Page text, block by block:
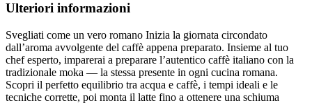
Ulteriori informazioni
Svegliati come un vero romano Inizia la giornata circondato
dall’aroma avvolgente del caffè appena preparato. Insieme al tuo
chef esperto, imparerai a preparare l’autentico caffè italiano con la
tradizionale moka — la stessa presente in ogni cucina romana.
Scopri il perfetto equilibrio tra acqua e caffè, i tempi ideali e le
tecniche corrette, poi monta il latte fino a ottenere una schiuma